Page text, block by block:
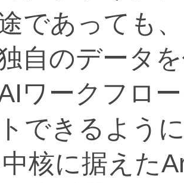
であっても
自のデータ
ワークフロ
できるよう
核に据えた